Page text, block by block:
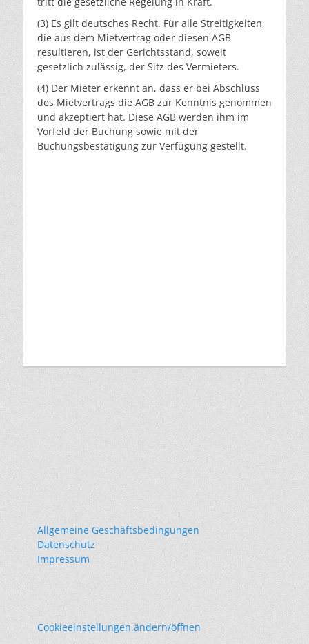
(3) Es gilt deutsches Recht. Für alle Streitigkeiten,
die aus dem Mietvertrag oder diesen AGB
resultieren, ist der Gerichtsstand, soweit
gesetzlich zulässig, der Sitz des Vermieters.
(4) Der Mieter erkennt an, dass er bei Abschluss
des Mietvertrags die AGB zur Kenntnis genommen
und akzeptiert hat. Diese AGB werden ihm im
Vorfeld der Buchung sowie mit der
Buchungsbestätigung zur Verfügung gestellt.
Allgemeine Geschäftsbedingungen
Datenschutz
Impressum
Cookieeinstellungen ändern/öffnen